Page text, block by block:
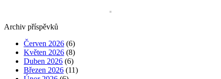
Archiv příspěvků
Červen 2026 (6)
Květen 2026 (8)
Duben 2026 (6)
Březen 2026 (11)